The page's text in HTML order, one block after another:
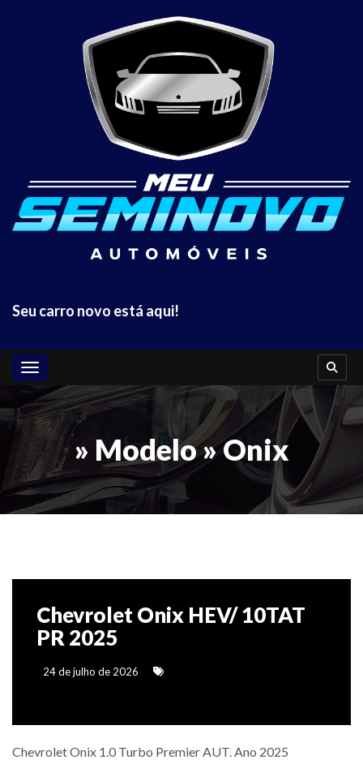
Seu carro novo está aqui!
Toggle navigation
» Modelo » Onix
Chevrolet Onix HEV/ 10TAT
PR 2025
24 de julho de 2026
Chevrolet Onix 1.0 Turbo Premier AUT. Ano 2025